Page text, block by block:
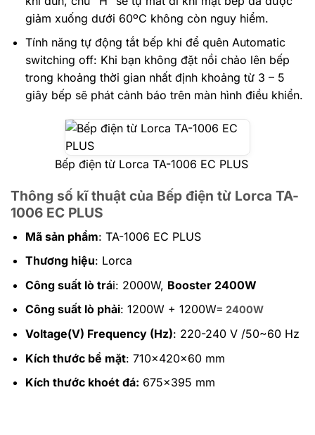
giảm xuống dưới 60ºC không còn nguy hiểm.
Tính năng tự động tắt bếp khi để quên Automatic
switching off: Khi bạn không đặt nồi chảo lên bếp
trong khoảng thời gian nhất định khoảng từ 3 – 5
giây bếp sẽ phát cảnh báo trên màn hình điều khiển.
Bếp điện từ Lorca TA-1006 EC PLUS
Thông số kĩ thuật của Bếp điện từ Lorca TA-
1006 EC PLUS
Mã sản phẩm: TA-1006 EC PLUS
Thương hiệu: Lorca
Công suất lò trái: 2000W, Booster 2400W
Công suất lò phải: 1200W + 1200W= 2400W
Voltage(V) Frequency (Hz): 220-240 V /50~60 Hz
Kích thước bề mặt: 710x420x60 mm
Kích thước khoét đá: 675×395 mm